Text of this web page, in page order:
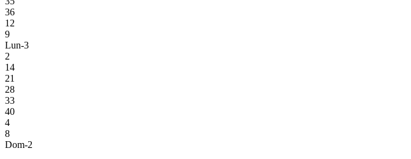
36
12
9
Lun-3
2
14
21
28
33
40
4
8
Dom-2